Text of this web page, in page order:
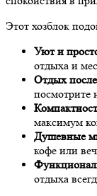
Этот хозблок
Уют и
отдыха и
Отдых
посмотрите
максимум
Душевные
кофе или
отдыха